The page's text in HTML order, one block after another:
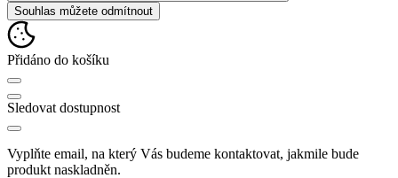
Souhlas můžete odmítnout
Přidáno do košíku
Sledovat dostupnost
Vyplňte email, na který Vás budeme kontaktovat, jakmile bude
produkt naskladněn.